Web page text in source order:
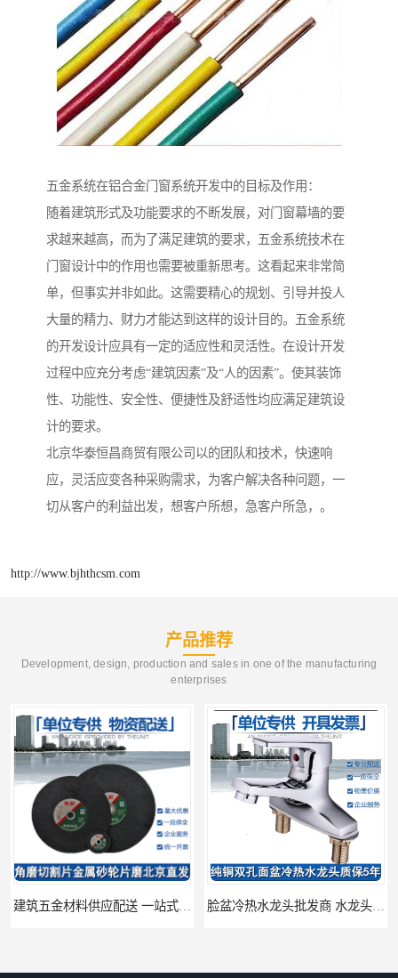
五金系统在铝合金门窗系统开发中的目标及作用：
随着建筑形式及功能要求的不断发展，对门窗幕墙的要
求越来越高，而为了满足建筑的要求，五金系统技术在
门窗设计中的作用也需要被重新思考。这看起来非常简
单，但事实并非如此。这需要精心的规划、引导并投人
大量的精力、财力才能达到这样的设计目的。五金系统
的开发设计应具有一定的适应性和灵活性。在设计开发
过程中应充分考虑“建筑因素”及“人的因素”。使其装饰
性、功能性、安全性、便捷性及舒适性均应满足建筑设
计的要求。
北京华泰恒昌商贸有限公司以的团队和技术，快速响
应，灵活应变各种采购需求，为客户解决各种问题，一
切从客户的利益出发，想客户所想，急客户所急，。
http://www.bjhthcsm.com
产品推荐
Development, design, production and sales in one of the manufacturing
enterprises
建筑五金材料供应配送 一站式五金材料供应商 脸盆冷热水龙头批发商 水龙头冷热洗脸盆池 全城配送